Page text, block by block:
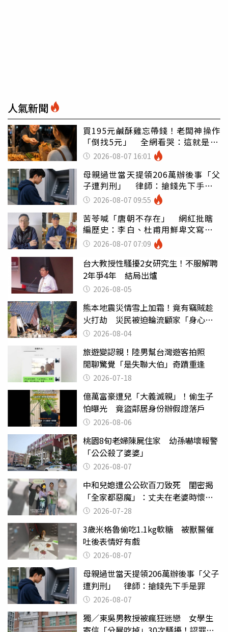
人氣新聞
買195元鹹酥雞忘帶錢！老闆神操作
「倒找5元」 全網看哭：這就是台
灣 2026-08-07 16:01
母親過世當天提領206萬辦後事「父
子遭判刑」 律師：搶錢先下手是
罪 2026-08-07 09:55
苦苓喊「唐朝不存在」 網紅批瞎
編歷史：李白、杜甫用鮮卑文寫
詩？2026-08-07 07:09
台大教授性騷擾2女研究生！不服解聘
2年爭4年 結局出爐
2026-08-05
熊本地震災情雪上加霜！竟有竊賊趁
火打劫 災民被迫輪流顧家「身心俱
疲」2026-08-04
旅遊變認親！陸男幫台灣遊客拍照
閒聊驚覺「是失聯大伯」奇蹟重逢
2026-07-18
億萬富豪遭兒「大義滅親」！偷生子
怕曝光 竟盜鄰居身份辦假證落戶
2026-08-06
桃園8旬老婦陳屍住家 幼孫嚇壞報警
「公公殺了婆婆」
2026-08-07
中和兒媳遭公公砍百刀致死 閨密揭
「全家都惡魔」：丈夫在老婆時懷孕
摔東西
2026-07-28
3歲米格魯偷吃1.1kg軟糖 被獸醫催
吐後表情好有戲
2026-08-07
母親過世當天提領206萬辦後事「父子
遭判刑」 律師：搶錢先下手是罪
2026-08-07
獨／東吳男教授被瘋狂迷戀 女學生